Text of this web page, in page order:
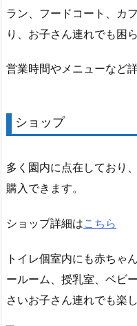
ラン、フードコート、カ
り、お子さん連れでも困
営業時間やメニューなど
ショップ
多く園内に点在しており
購入できます。
ショップ詳細はこちら
トイレ個室内にも赤ちゃ
ールーム、授乳室、ベビ
さいお子さん連れでも楽